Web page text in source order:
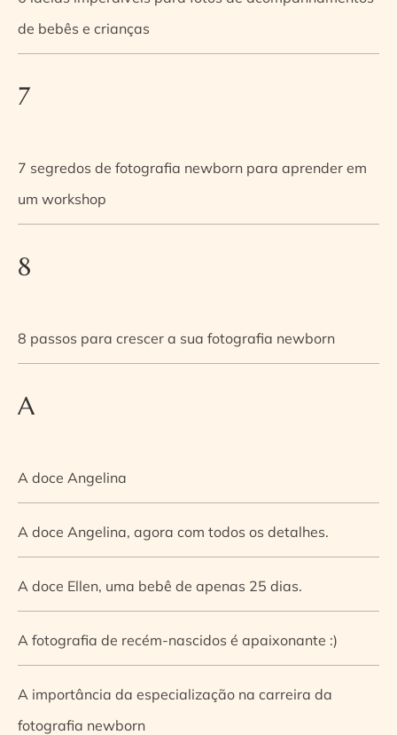
de bebês e crianças
7
7 segredos de fotografia newborn para aprender em
um workshop
8
8 passos para crescer a sua fotografia newborn
A
A doce Angelina
A doce Angelina, agora com todos os detalhes.
A doce Ellen, uma bebê de apenas 25 dias.
A fotografia de recém-nascidos é apaixonante :)
A importância da especialização na carreira da
fotografia newborn